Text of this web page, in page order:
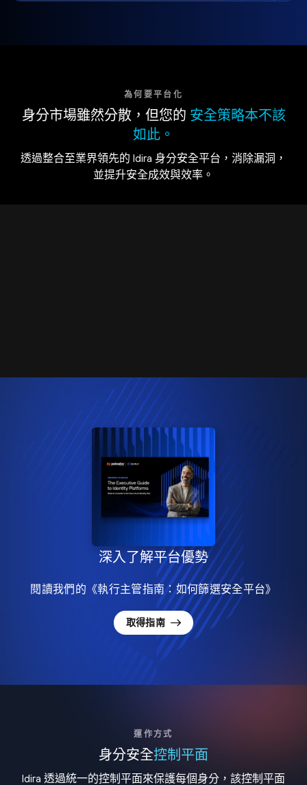
為何要平台化
身分市場雖然分散，但您的 安全策略本不該
如此。
透過整合至業界領先的 Idira 身分安全平台，消除漏洞，
並提升安全成效與效率。
深入了解平台優勢
閱讀我們的《執行主管指南：如何篩選安全平台》
取得指南
運作方式
身分安全控制平面
Idira 透過統一的控制平面來保護每個身分，該控制平面